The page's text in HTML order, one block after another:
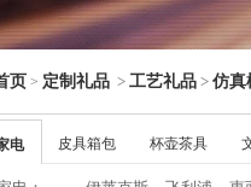
页 > 定制礼品 > 工艺礼品 > 仿真
电 皮具箱包 杯壶茶具